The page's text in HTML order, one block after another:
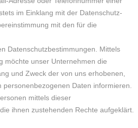
im Einklang mit der Datenschutz-
mit den für die
Datenschutzbestimmungen. Mittels
möchte unser Unternehmen die
und Zweck der von uns erhobenen,
Daten informieren.
mittels dieser
ihnen zustehenden Rechte aufgeklärt.